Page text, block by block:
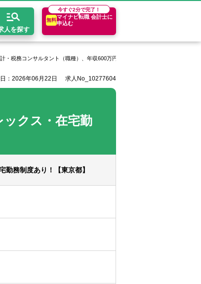
人を探す
今すぐ2分で完了！
無料
マイナビ転職 会計士に
申込む
は？
ンツ
Q&A キャリア診断
務所・税理士法人
エリア別求人情報
関西
・税務コンサルタント（職種）、年収600万円以上
：2026年06月22日 求人No_10277604
クス・在宅勤
勤務制度あり！【東京都】